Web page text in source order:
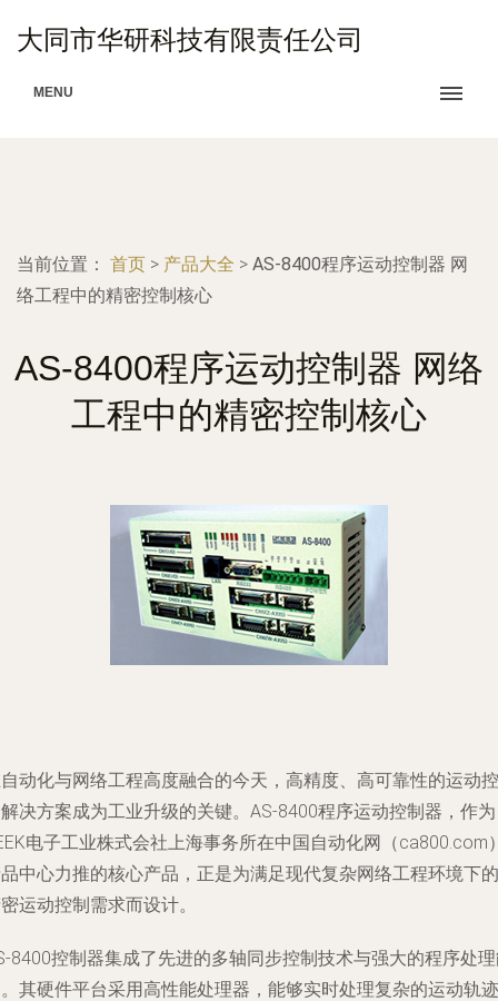
大同市华研科技有限责任公司
MENU
当前位置： 首页 > 产品大全 > AS-8400程序运动控制器 网
络工程中的精密控制核心
AS-8400程序运动控制器 网络
工程中的精密控制核心
动化与网络工程高度融合的今天，高精度、高可靠性的运动控
决方案成为工业升级的关键。AS-8400程序运动控制器，作为
电子工业株式会社上海事务所在中国自动化网（ca800.com
中心力推的核心产品，正是为满足现代复杂网络工程环境下的
运动控制需求而设计。
8400控制器集成了先进的多轴同步控制技术与强大的程序处
其硬件平台采用高性能处理器，能够实时处理复杂的运动轨迹